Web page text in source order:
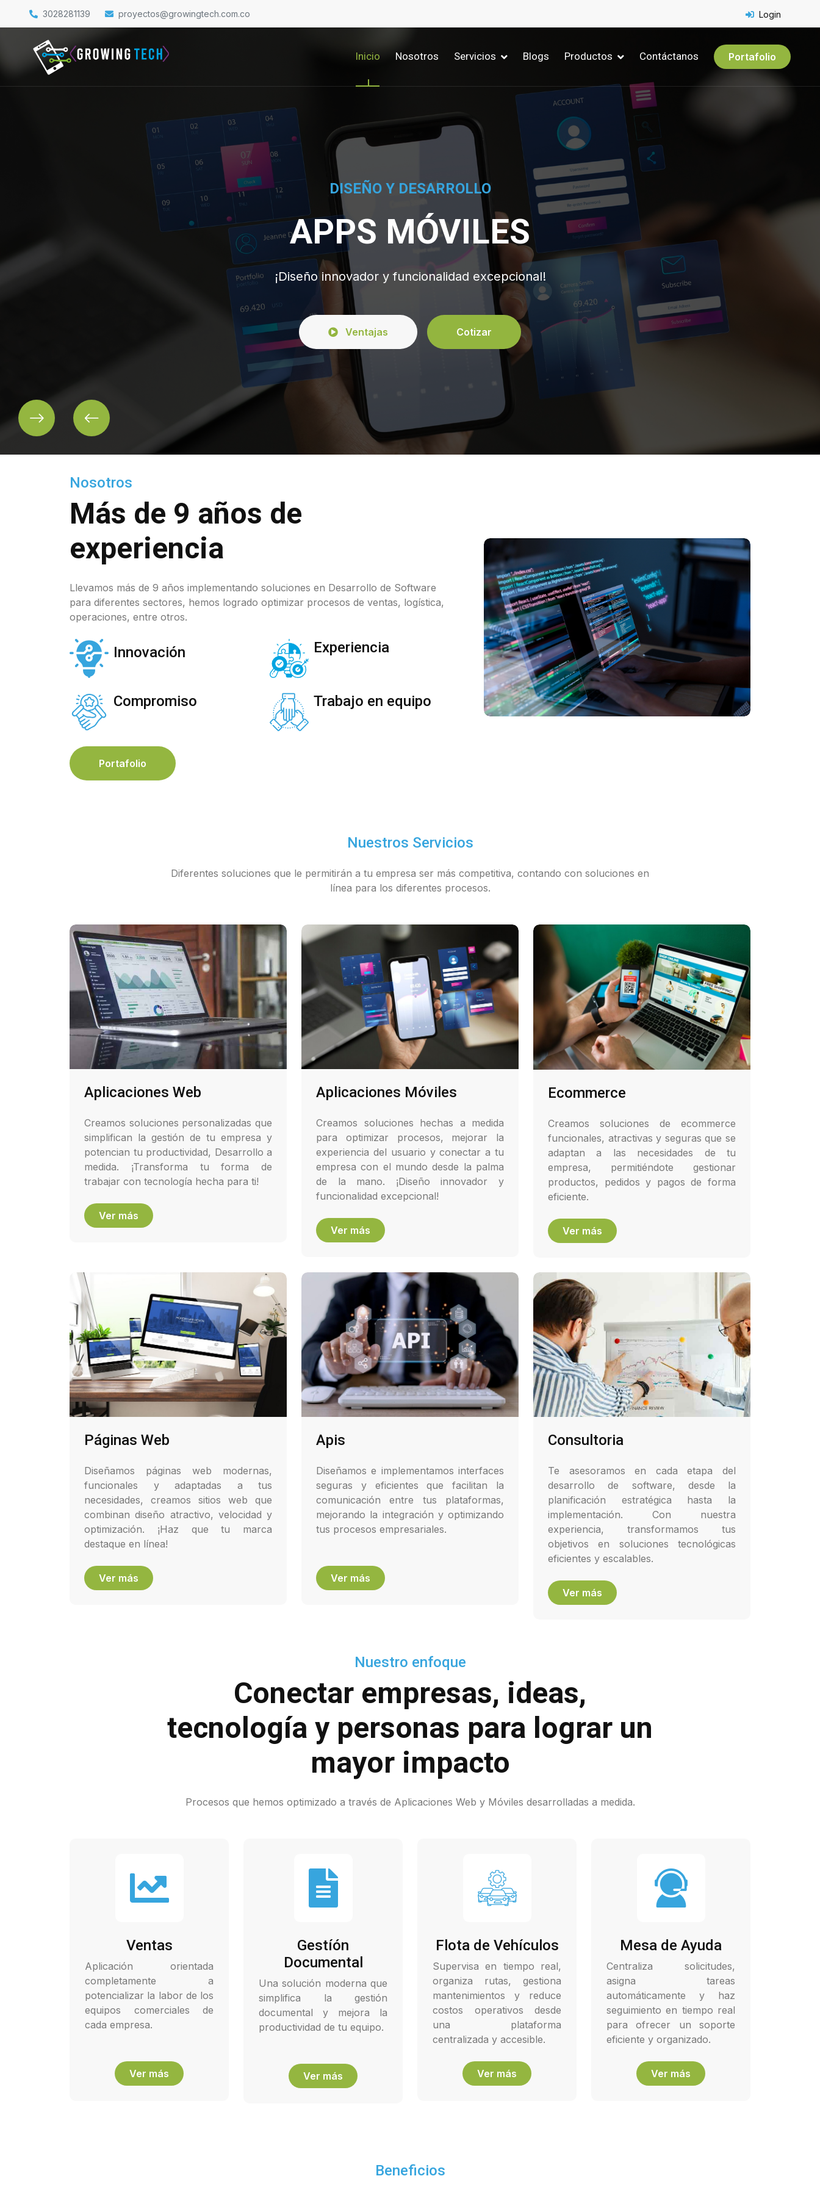
3028281139 proyectos@growingtech.com.co Login
Inicio Nosotros Servicios Blogs Productos Contáctanos Portafolio
DISEÑO Y DESARROLLO
APPS MÓVILES
¡Diseño innovador y funcionalidad excepcional!
Ventajas Cotizar
Nosotros
Más de 9 años de
experiencia
Llevamos más de 9 años implementando soluciones en Desarrollo de Software
para diferentes sectores, hemos logrado optimizar procesos de ventas, logística,
operaciones, entre otros.
Innovación Experiencia
Compromiso Trabajo en equipo
Portafolio
Nuestros Servicios
Diferentes soluciones que le permitirán a tu empresa ser más competitiva, contando con soluciones en
línea para los diferentes procesos.
Aplicaciones Web
Creamos soluciones personalizadas que
simplifican la gestión de tu empresa y
potencian tu productividad, Desarrollo a
medida. ¡Transforma tu forma de
trabajar con tecnología hecha para ti!
Ver más
Aplicaciones Móviles
Creamos soluciones hechas a medida
para optimizar procesos, mejorar la
experiencia del usuario y conectar a tu
empresa con el mundo desde la palma
de la mano. ¡Diseño innovador y
funcionalidad excepcional!
Ver más
Ecommerce
Creamos soluciones de ecommerce
funcionales, atractivas y seguras que se
adaptan a las necesidades de tu
empresa, permitiéndote gestionar
productos, pedidos y pagos de forma
eficiente.
Ver más
Páginas Web
Diseñamos páginas web modernas,
funcionales y adaptadas a tus
necesidades, creamos sitios web que
combinan diseño atractivo, velocidad y
optimización. ¡Haz que tu marca
destaque en línea!
Ver más
Apis
Diseñamos e implementamos interfaces
seguras y eficientes que facilitan la
comunicación entre tus plataformas,
mejorando la integración y optimizando
tus procesos empresariales.
Ver más
Consultoria
Te asesoramos en cada etapa del
desarrollo de software, desde la
planificación estratégica hasta la
implementación. Con nuestra
experiencia, transformamos tus
objetivos en soluciones tecnológicas
eficientes y escalables.
Ver más
Nuestro enfoque
Conectar empresas, ideas,
tecnología y personas para lograr un
mayor impacto
Procesos que hemos optimizado a través de Aplicaciones Web y Móviles desarrolladas a medida.
Ventas
Aplicación orientada
completamente a
potencializar la labor de los
equipos comerciales de
cada empresa.
Ver más
Gestíón
Documental
Una solución moderna que
simplifica la gestión
documental y mejora la
productividad de tu equipo.
Ver más
Flota de Vehículos
Supervisa en tiempo real,
organiza rutas, gestiona
mantenimientos y reduce
costos operativos desde
una plataforma
centralizada y accesible.
Ver más
Mesa de Ayuda
Centraliza solicitudes,
asigna tareas
automáticamente y haz
seguimiento en tiempo real
para ofrecer un soporte
eficiente y organizado.
Ver más
Beneficios